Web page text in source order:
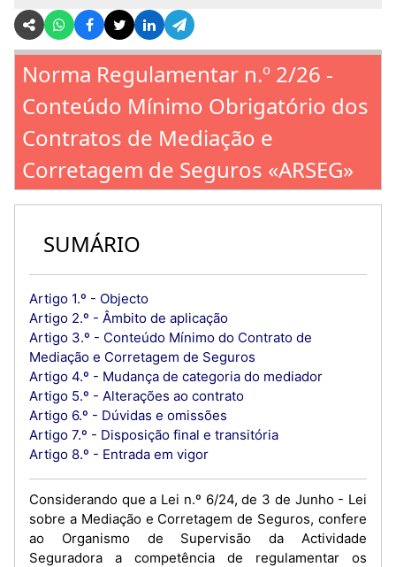
Norma Regulamentar n.º 2/26 -
Conteúdo Mínimo Obrigatório dos
Contratos de Mediação e
Corretagem de Seguros «ARSEG»
SUMÁRIO
Artigo 1.º - Objecto
Artigo 2.º - Âmbito de aplicação
Artigo 3.º - Conteúdo Mínimo do Contrato de
Mediação e Corretagem de Seguros
Artigo 4.º - Mudança de categoria do mediador
Artigo 5.º - Alterações ao contrato
Artigo 6.º - Dúvidas e omissões
Artigo 7.º - Disposição final e transitória
Artigo 8.º - Entrada em vigor
Considerando que a Lei n.º 6/24, de 3 de Junho - Lei
sobre a Mediação e Corretagem de Seguros, confere
ao Organismo de Supervisão da Actividade
Seguradora a competência de regulamentar os